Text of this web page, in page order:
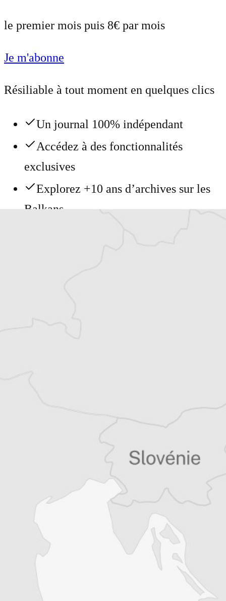
le premier mois puis 8€ par mois
Je m'abonne
Résiliable à tout moment en quelques clics
Un journal 100% indépendant
Accédez à des fonctionnalités
exclusives
Explorez +10 ans d’archives sur les
Balkans